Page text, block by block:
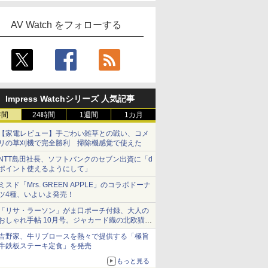
AV Watch をフォローする
Impress Watchシリーズ 人気記事
24時間 1週間 1カ月
家電レビュー】手ごわい雑草との戦い、コメ
の草刈機で完全勝利 掃除機感覚で使えた
島田社長、ソフトバンクのセブン出資に「d
イント使えるようにして」
スド「Mrs. GREEN APPLE」のコラボドーナ
4種、いよいよ発売！
リサ・ラーソン」がま口ポーチ付録、大人の
しゃれ手帖 10月号。ジャカード織の北欧猫デ
イン
野家、牛リブロースを熱々で提供する「極旨
鉄板ステーキ定食」を発売
もっと見る